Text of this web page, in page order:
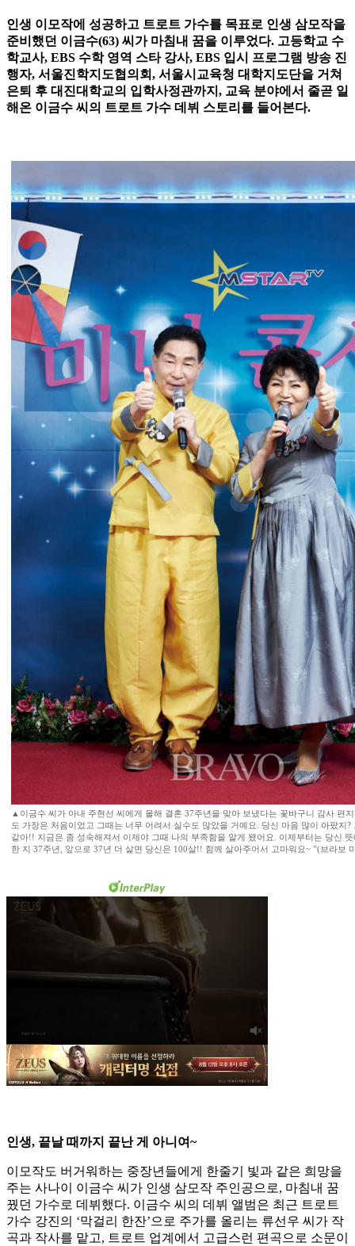
인생 이모작에 성공하고 트로트 가수를 목표로 인생 삼모작을
준비했던 이금수(63) 씨가 마침내 꿈을 이루었다. 고등학교 수
학교사, EBS 수학 영역 스타 강사, EBS 입시 프로그램 방송 진
행자, 서울진학지도협의회, 서울시교육청 대학지도단을 거쳐
은퇴 후 대진대학교의 입학사정관까지, 교육 분야에서 줄곧 일
해온 이금수 씨의 트로트 가수 데뷔 스토리를 들어본다.
▲이금수 씨가 아내 주현선 씨에게 올해 결혼 37주년을 맞아 보냈다는 꽃바구니 감사 편
도 가장은 처음이었고 그때는 너무 어려서 실수도 많았을 거예요. 당신 마음 많이 아팠지
같아!! 지금은 좀 성숙해져서 이제야 그때 나의 부족함을 알게 됐어요. 이제부터는 당신
한 지 37주년, 앞으로 37년 더 살면 당신은 100살!! 함께 살아주어서 고마워요~ ”(브라보
인생, 끝날 때까지 끝난 게 아니여~
이모작도 버거워하는 중장년들에게 한줄기 빛과 같은 희망을
주는 사나이 이금수 씨가 인생 삼모작 주인공으로, 마침내 꿈
꿨던 가수로 데뷔했다. 이금수 씨의 데뷔 앨범은 최근 트로트
가수 강진의 ‘막걸리 한잔’으로 주가를 올리는 류선우 씨가 작
곡과 작사를 맡고, 트로트 업계에서 고급스런 편곡으로 소문이